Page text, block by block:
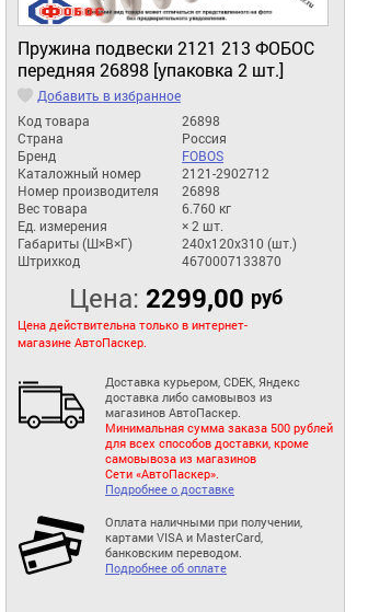
Пружина подвески 2121 213 ФОБОС
передняя 26898 [упаковка 2 шт.]
Добавить в избранное
Код товара
26898
Страна
Россия
Бренд
FOBOS
Каталожный номер
2121-2902712
Номер производителя
26898
Вес товара
6.760 кг
Ед. измерения
× 2 шт.
Габариты (Ш×В×Г)
240x120x310 (шт.)
Штрихкод
4670007133870
Цена: 2299,00 руб
Цена действительна только в интернет-
магазине АвтоПаскер.
Доставка курьером, CDEK, Яндекс
доставка либо самовывоз из
магазинов АвтоПаскер.
Минимальная сумма заказа 500 рублей
для всех способов доставки, кроме
самовывоза из магазинов
Сети «АвтоПаскер».
Подробнее о доставке
Оплата наличными при получении,
картами VISA и MasterCard,
банковским переводом.
Подробнее об оплате